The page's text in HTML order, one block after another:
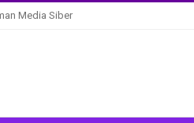
Media Siber